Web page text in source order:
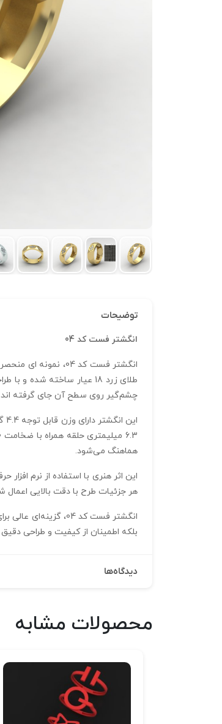
توضیحات
انگشتر فست کد 04
انگشتر فست کد
چشم‌گیر روی سطح آن جای گرفته‌
هماهنگ می‌شود.
هر جزئیات طرح با دقت بالایی
انگشتر فست کد
بلکه اطمینان از کیفیت و طراحی
دیدگاه‌ها
محصولات مشابه